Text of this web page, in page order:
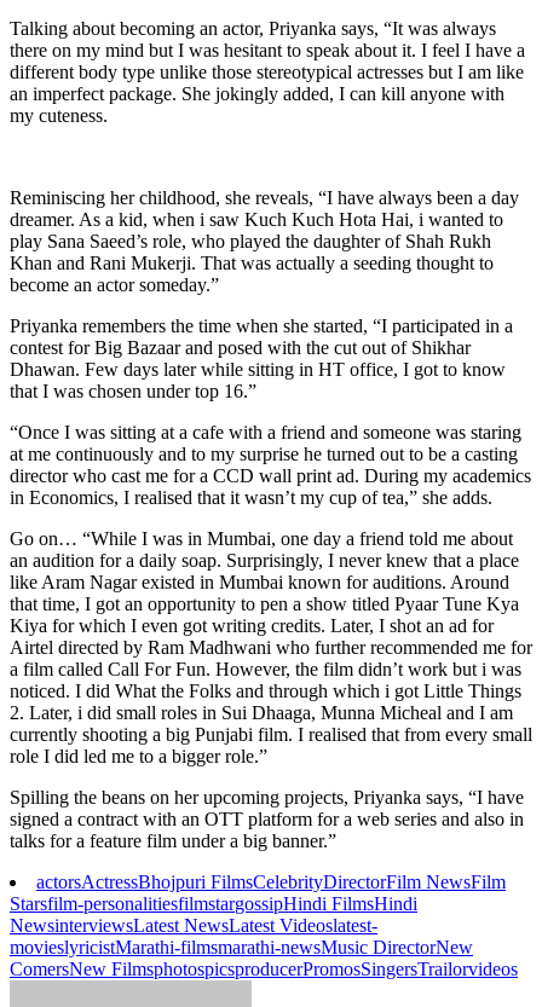
Talking about becoming an actor, Priyanka says, “It was always
there on my mind but I was hesitant to speak about it. I feel I have a
different body type unlike those stereotypical actresses but I am like
an imperfect package. She jokingly added, I can kill anyone with
my cuteness.
Reminiscing her childhood, she reveals, “I have always been a day
dreamer. As a kid, when i saw Kuch Kuch Hota Hai, i wanted to
play Sana Saeed’s role, who played the daughter of Shah Rukh
Khan and Rani Mukerji. That was actually a seeding thought to
become an actor someday.”
Priyanka remembers the time when she started, “I participated in a
contest for Big Bazaar and posed with the cut out of Shikhar
Dhawan. Few days later while sitting in HT office, I got to know
that I was chosen under top 16.”
“Once I was sitting at a cafe with a friend and someone was staring
at me continuously and to my surprise he turned out to be a casting
director who cast me for a CCD wall print ad. During my academics
in Economics, I realised that it wasn’t my cup of tea,” she adds.
Go on… “While I was in Mumbai, one day a friend told me about
an audition for a daily soap. Surprisingly, I never knew that a place
like Aram Nagar existed in Mumbai known for auditions. Around
that time, I got an opportunity to pen a show titled Pyaar Tune Kya
Kiya for which I even got writing credits. Later, I shot an ad for
Airtel directed by Ram Madhwani who further recommended me for
a film called Call For Fun. However, the film didn’t work but i was
noticed. I did What the Folks and through which i got Little Things
2. Later, i did small roles in Sui Dhaaga, Munna Micheal and I am
currently shooting a big Punjabi film. I realised that from every small
role I did led me to a bigger role.”
Spilling the beans on her upcoming projects, Priyanka says, “I have
signed a contract with an OTT platform for a web series and also in
talks for a feature film under a big banner.”
actorsActressBhojpuri FilmsCelebrityDirectorFilm NewsFilm
Starsfilm-personalitiesfilmstargossipHindi FilmsHindi
NewsinterviewsLatest NewsLatest Videoslatest-
movieslyricistMarathi-filmsmarathi-newsMusic DirectorNew
ComersNew FilmsphotospicsproducerPromosSingersTrailorvideos